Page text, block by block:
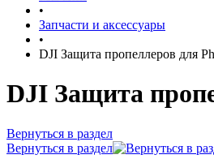
•
Запчасти и аксессуары
•
DJI Защита пропеллеров для
DJI Защита
Вернуться в раздел
Вернуться в раздел